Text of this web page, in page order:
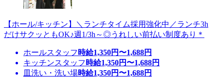
【ホール/キッチン】＼ランチタイム採用強化中／ランチ3h
だけサクッともOK♪週1/3h～◎うれしい前払い制度あり＊
ホールスタッフ 時給1,350円〜1,688円
キッチンスタッフ 時給1,350円〜1,688円
皿洗い・洗い場時給1,350円〜1,688円